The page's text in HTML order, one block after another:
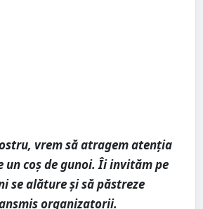
vrem să atragem atenția
un coș de gunoi. Îi invităm pe
se alăture și să păstreze
organizatorii.